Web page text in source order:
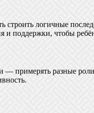
строить логичные
и поддержки, чтобы
— примерять разные